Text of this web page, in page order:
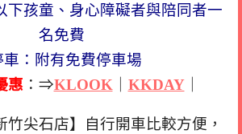
下孩童、身心障礙者與陪同者一
名免費
車：附有免費停車場
惠 ：⇒KLOOK KKDAY｜
竹尖石店】自行開車比較方便，